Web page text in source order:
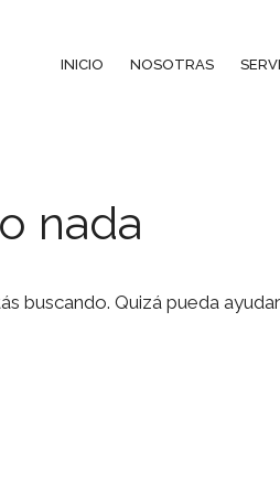
INICIO NOSOTRAS
nada
buscando. Quizá pueda